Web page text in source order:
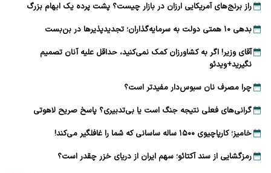
راز برنج‌های آمریکایی ارزان در بازار چیست؟ پشت پرده یک ابهام بزرگ
بدهی ۱۰ همتی دولت به سرمایه‌گذاران؛ تجدیدپذیرها در بن‌بست
آقای وزیر! اگر به کشاورزان کمک نمی‌کنید، حداقل علیه آنان تصمیم
نگیرید+ویدئو
چرا مصرف نان سبوس‌دار مفیدتر است؟
گرانی‌های فعلی نتیجه جنگ است یا بی‌تدبیری؟ پاسخ صریح لاهوتی
خامیز؛ کارپاچیوی ۱۵۰۰ ساله ساسانی که شما را غافلگیر می‌کند!
رمزگشایی از سند آکتائو؛ سهم ایران از دریای خزر چقدر است؟